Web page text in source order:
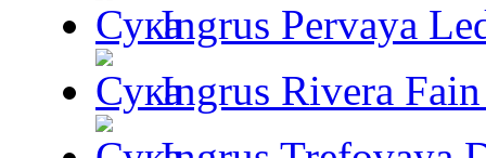
Ingrus Pervaya
Ingrus Rivera